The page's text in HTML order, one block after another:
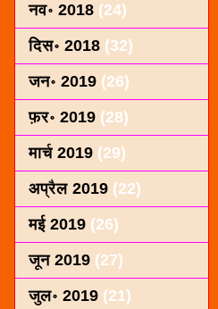
नव॰ 2018 (24)
दिस॰ 2018 (32)
जन॰ 2019 (26)
फ़र॰ 2019 (28)
मार्च 2019 (29)
अप्रैल 2019 (22)
मई 2019 (26)
जून 2019 (27)
जुल॰ 2019 (21)